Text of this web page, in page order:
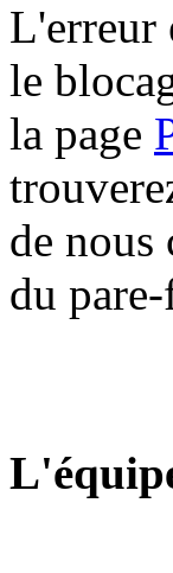
L'erreur
le
la page
de nous
du